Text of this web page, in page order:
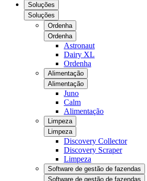
Soluções
Soluções
Ordenha
Ordenha
Astronaut
Dairy XL
Ordenha
Alimentação
Alimentação
Juno
Calm
Alimentação
Limpeza
Limpeza
Discovery Collector
Discovery Scraper
Limpeza
Software de gestão de fazendas
Software de gestão de fazendas